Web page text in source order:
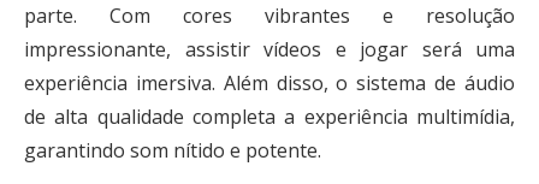
parte. Com cores vibrantes e resolução
impressionante, assistir vídeos e jogar será uma
experiência imersiva. Além disso, o sistema de áudio
de alta qualidade completa a experiência multimídia,
garantindo som nítido e potente.